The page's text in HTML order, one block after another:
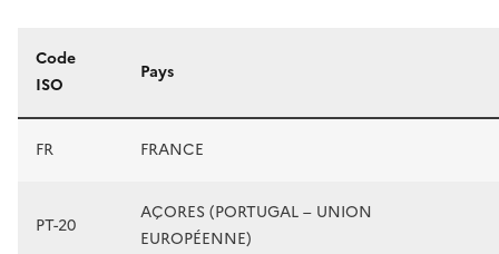
Liste des pays
Code
ISO
Pays
FR FRANCE
PT-20
AÇORES (PORTUGAL – UNION
EUROPÉENNE)